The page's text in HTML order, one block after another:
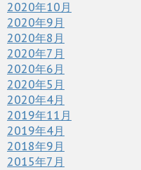
2020年10月
2020年9月
2020年8月
2020年7月
2020年6月
2020年5月
2020年4月
2019年11月
2019年4月
2018年9月
2015年7月